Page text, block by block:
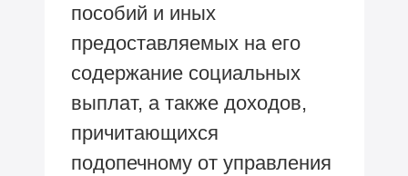
пособий и иных
предоставляемых на его
содержание социальных
выплат, а также доходов,
причитающихся
подопечному от управления